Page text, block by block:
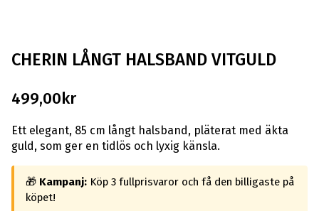
CHERIN LÅNGT HALSBAND VITGULD
499,00kr
Ett elegant, 85 cm långt halsband, pläterat med äkta
guld, som ger en tidlös och lyxig känsla.
🎁 Kampanj: Köp 3 fullprisvaror och få den billigaste på
köpet!